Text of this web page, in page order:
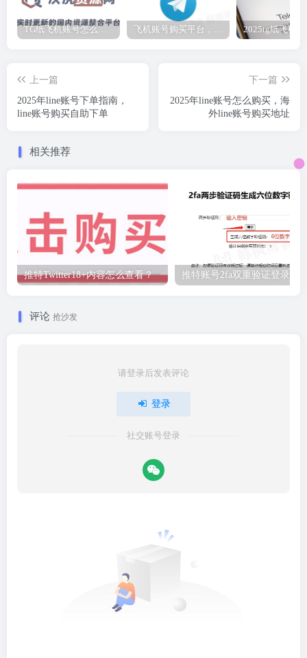
TG纸飞机账号怎么买？tg电报账号购买2元自动发货 飞机账号购买平台，免手机号注册telegram！！！永久免费注册美国手机号！！！
上一篇
2025年line账号下单指南，
line账号购买自助下单
下一篇
2025年line账号怎么购买，海
外line账号购买地址
相关推荐
推特Twitter18+内容怎么查看？ 推特账号2fa双重验证登录教
评论 抢沙发
请登录后发表评论
登录
社交账号登录